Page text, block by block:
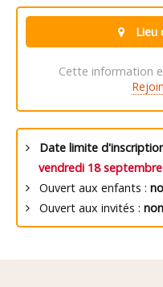
Lieu
Cette information
Date limite
vendredi 18
Ouvert aux enfants :
Ouvert aux invités : non